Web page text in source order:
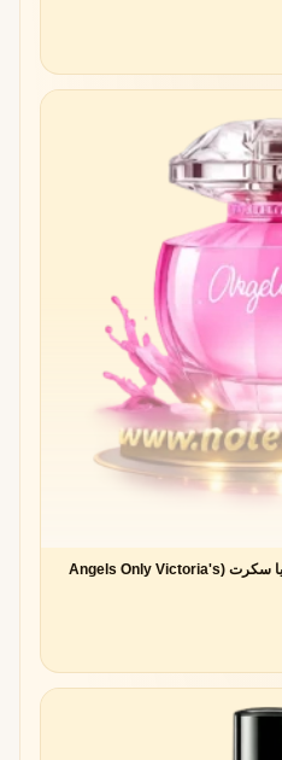
عطر ادو پرفیوم انجلز اونلی ویکتوریا سکرت (Angels Only Victoria's